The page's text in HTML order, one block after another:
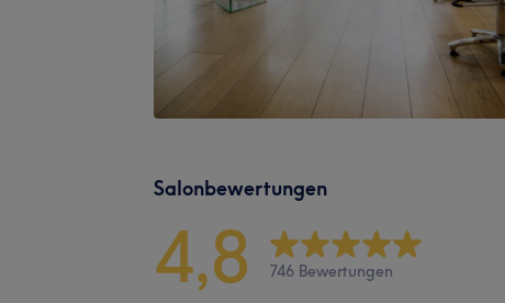
Salonbewertungen
4,8 746 Bewertungen